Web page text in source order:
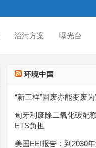
治污方案 曝光台
环境中国
“新三样”固废亦能变废为
匈牙利废除二氧化碳配
ETS负担
美国EEI报告：到2030